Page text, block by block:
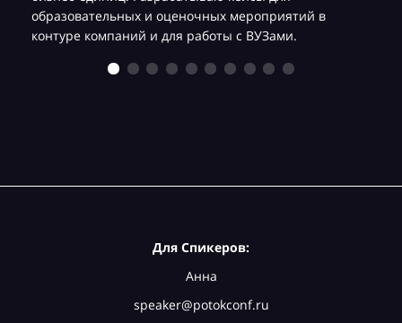
образовательных и оценочных мероприятий в
контуре компаний и для работы с ВУЗами.
Для Спикеров:
Анна
speaker@potokconf.ru